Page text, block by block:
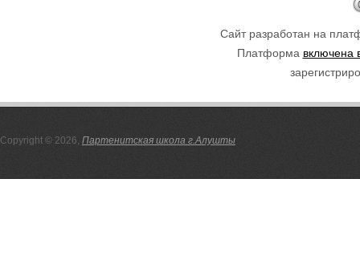
Сайт разработан на
Платформа включена
Copyright © 2026, Партенитская школа г.Алушты